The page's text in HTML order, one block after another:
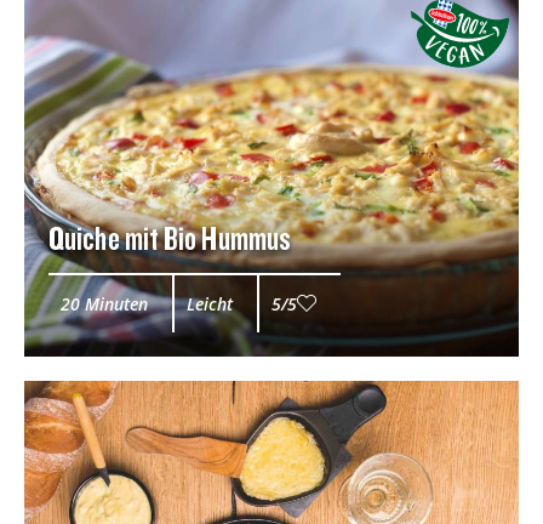
Quiche mit Bio Hummus
20 Minuten Leicht 5/5